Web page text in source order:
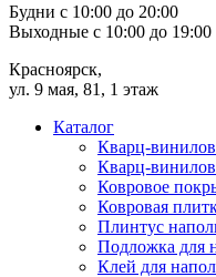
Будни с 10:00 до 20:00
Выходные с 10:00 до 19:00
Красноярск,
ул. 9 мая, 81, 1 этаж
Каталог
Кварц-
Кварц-
Ковровое
Ковровая
Плинтус
Подложка для
Клей для